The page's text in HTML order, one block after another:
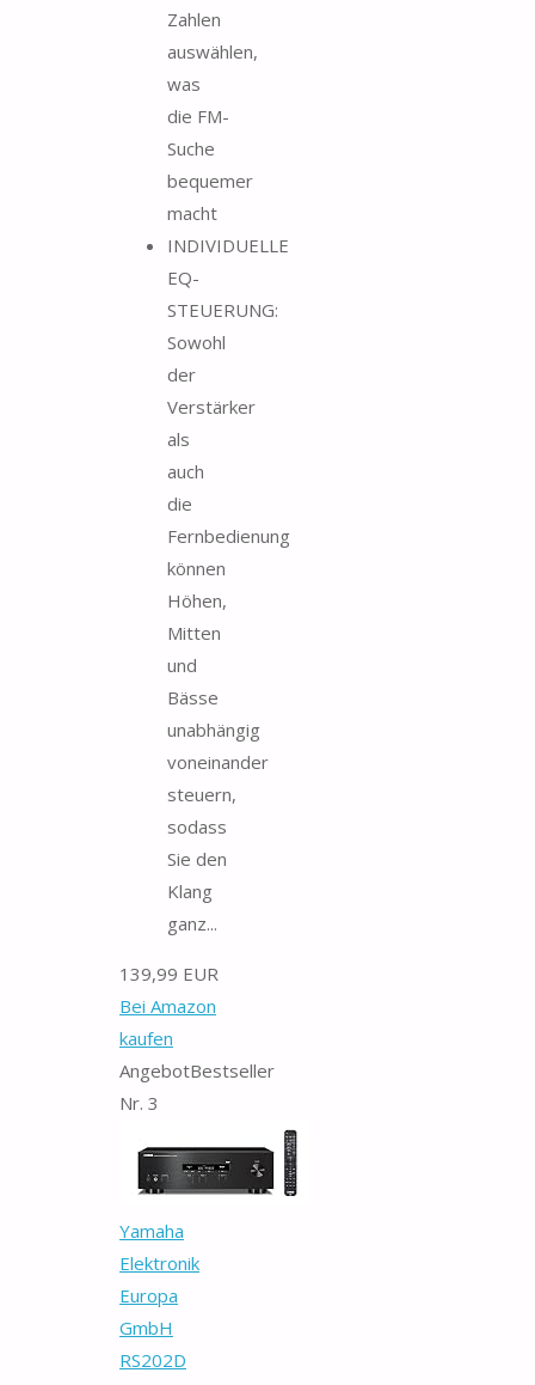
Zahlen
auswählen,
was
die FM-
Suche
bequemer
macht
INDIVIDUELLE
EQ-
STEUERUNG:
Sowohl
der
Verstärker
als
auch
die
Fernbedienung
können
Höhen,
Mitten
und
Bässe
unabhängig
voneinander
steuern,
sodass
Sie den
Klang
ganz...
139,99 EUR
Bei Amazon
kaufen
AngebotBestseller
Nr. 3
Yamaha
Elektronik
Europa
GmbH
RS202D